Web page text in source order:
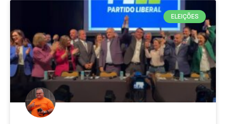
ELEIÇÕES